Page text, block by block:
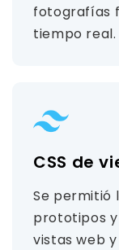
fotografías
tiempo real.
CSS de
Se permitió
prototipos
vistas web